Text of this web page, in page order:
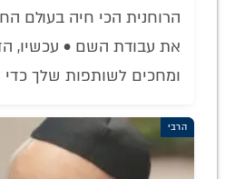
הרוחנית הכי חיה בעולם
את עבודת השם • עכשיו,
ומחכים לשותפות שלך כדי
הרבי